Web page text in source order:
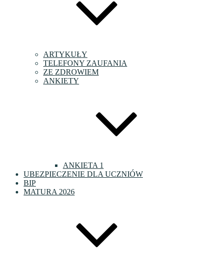
ARTYKUŁY
TELEFONY ZAUFANIA
ZE ZDROWIEM
ANKIETY
ANKIETA 1
UBEZPIECZENIE DLA UCZNIÓW
BIP
MATURA 2026